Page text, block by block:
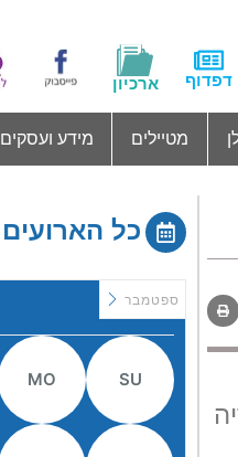
דפדוף ארכיון
מטיילים מידע ועסקים
כל הארועים
ספטמבר
SU
MO